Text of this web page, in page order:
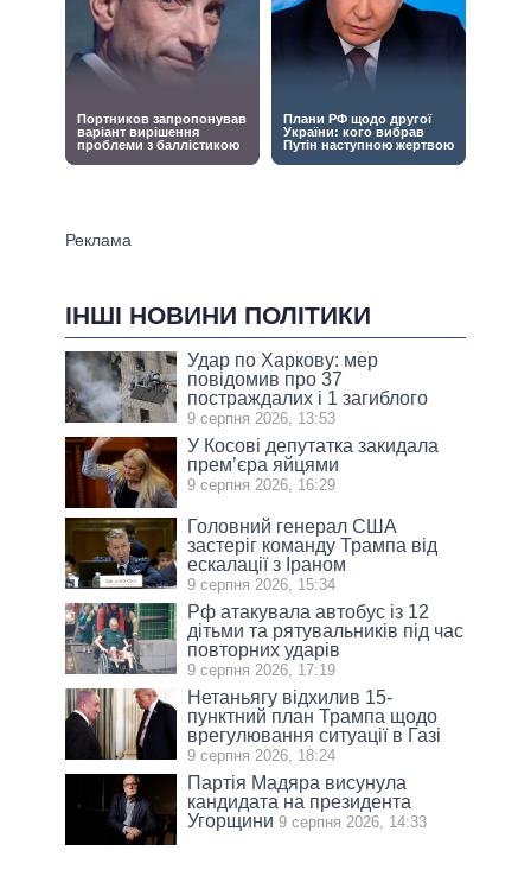
ІНШІ НОВИНИ ПОЛІТИКИ
Удар по Харкову: мер
повідомив про 37
постраждалих і 1 загиблого
9 серпня 2026, 13:53
У Косові депутатка закидала
прем’єра яйцями
9 серпня 2026, 16:29
Головний генерал США
застеріг команду Трампа від
ескалації з Іраном
9 серпня 2026, 15:34
Рф атакувала автобус із 12
дітьми та рятувальників під час
повторних ударів
9 серпня 2026, 17:19
Нетаньягу відхилив 15-
пунктний план Трампа щодо
врегулювання ситуації в Газі
9 серпня 2026, 18:24
Партія Мадяра висунула
кандидата на президента
Угорщини 9 серпня 2026, 14:33